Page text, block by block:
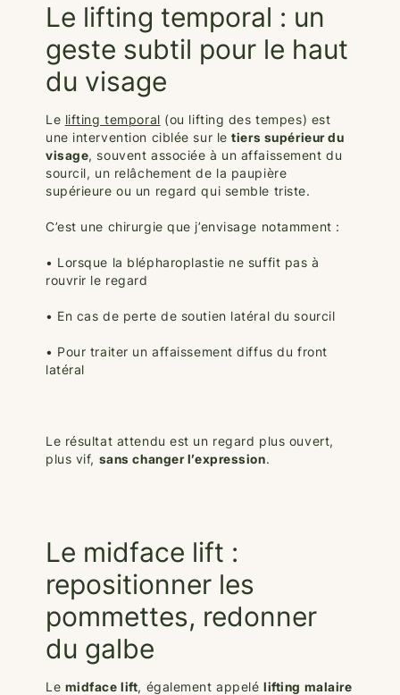
Le lifting temporal : un
geste subtil pour le haut
du visage
Le lifting temporal (ou lifting des tempes) est
une intervention ciblée sur letiers supérieur du
visage, souvent associée à un affaissement du
sourcil, un relâchement de la paupière
supérieure ou un regard qui semble triste.
C’est une chirurgie que j’envisage notamment :
• Lorsque la blépharoplastie ne suffit pas à
rouvrir le regard
• En cas de perte de soutien latéral du sourcil
• Pour traiter un affaissement diffus du front
latéral
Le résultat attendu est un regard plus ouvert,
plus vif, sans changer l’expression.
Le midface lift :
repositionner les
pommettes, redonner
du galbe
Le midface lift, également appelélifting malaire